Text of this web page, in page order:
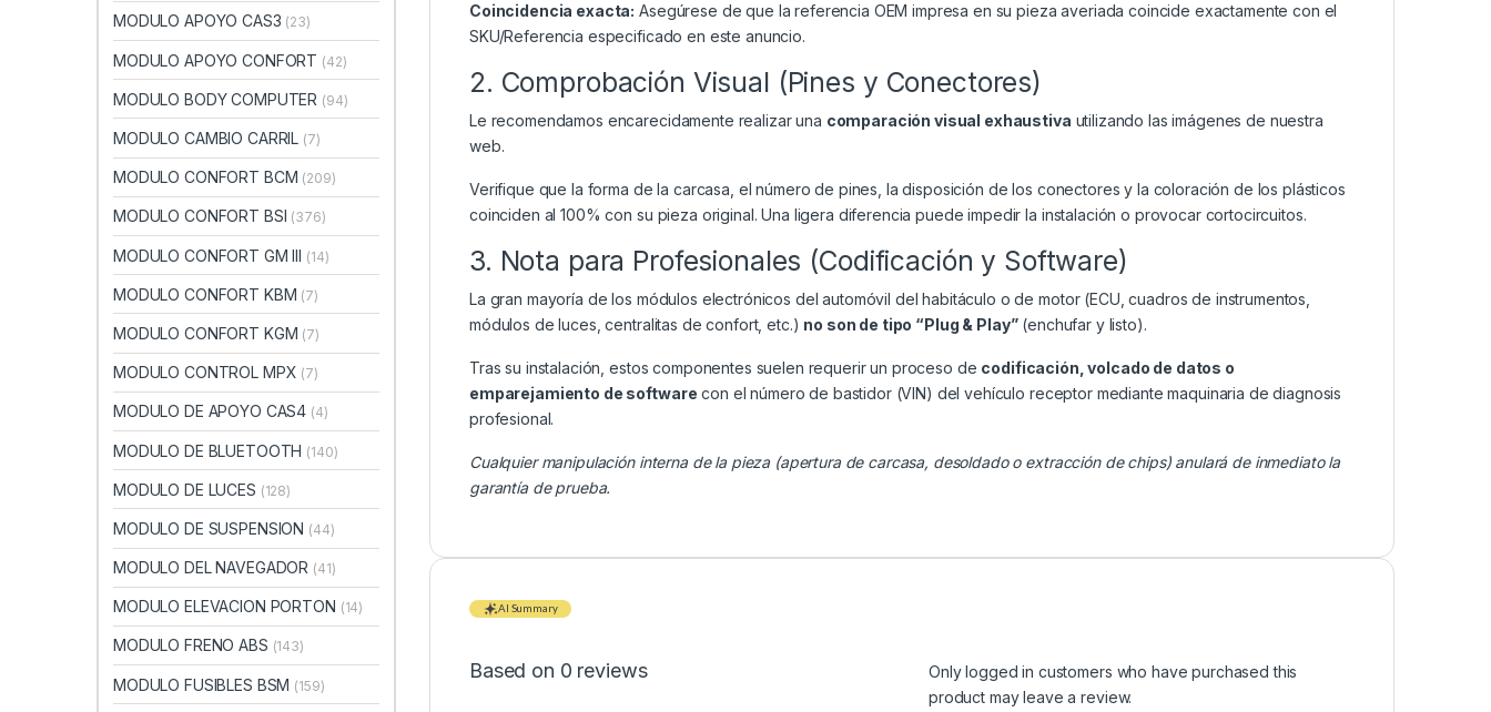
Coincidencia exacta: Asegúrese de que la referencia OEM impresa en su pieza averiada coincide exactamente con el
SKU/Referencia especificado en este anuncio.
2. Comprobación Visual (Pines y Conectores)
Le recomendamos encarecidamente realizar una comparación visual exhaustiva utilizando las imágenes de nuestra
web.
Verifique que la forma de la carcasa, el número de pines, la disposición de los conectores y la coloración de los plásticos
coinciden al 100% con su pieza original. Una ligera diferencia puede impedir la instalación o provocar cortocircuitos.
3. Nota para Profesionales (Codificación y Software)
La gran mayoría de los módulos electrónicos del automóvil del habitáculo o de motor (ECU, cuadros de instrumentos,
módulos de luces, centralitas de confort, etc.) no son de tipo “Plug & Play”(enchufar y listo).
Tras su instalación, estos componentes suelen requerir un proceso de codificación, volcado de datos o
emparejamiento de software con el número de bastidor (VIN) del vehículo receptor mediante maquinaria de diagnosis
profesional.
Cualquier manipulación interna de la pieza (apertura de carcasa, desoldado o extracción de chips) anulará de inmediato la
garantía de prueba.
AI Summary
Based on 0 reviews
Only logged in customers who have purchased this
product may leave a review.
MODULO APOYO CAS3 (23)
MODULO APOYO CONFORT (42)
MODULO BODY COMPUTER (94)
MODULO CAMBIO CARRIL (7)
MODULO CONFORT BCM (209)
MODULO CONFORT BSI (376)
MODULO CONFORT GM III (14)
MODULO CONFORT KBM (7)
MODULO CONFORT KGM (7)
MODULO CONTROL MPX (7)
MODULO DE APOYO CAS4 (4)
MODULO DE BLUETOOTH (140)
MODULO DE LUCES (128)
MODULO DE SUSPENSION (44)
MODULO DEL NAVEGADOR (41)
MODULO ELEVACION PORTON (14)
MODULO FRENO ABS (143)
MODULO FUSIBLES BSM (159)